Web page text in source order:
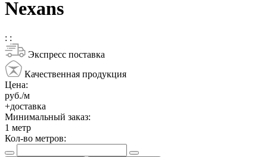
Nexans
: :
Экспресс поставка
Качественная продукция
Цена:
руб./м
+доставка
Минимальный заказ:
1 метр
Кол-во метров: